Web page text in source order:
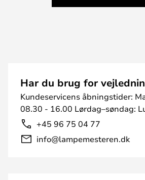
Har du brug for
Kundeservicens åbningstider:
08.30 - 16.00 Lørdag–søndag:
+45 96 75 04 77
info@lampemesteren.dk